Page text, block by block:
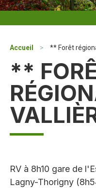
Accueil > ** Forêt
**
RV à 8h10 gare de
Lagny-Thorigny